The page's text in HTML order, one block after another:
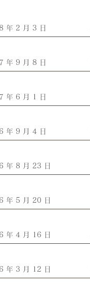
年 2 月 3 日
年 9 月 8 日
年 6 月 1 日
年 9 月 4 日
年 8 月 23 日
年 5 月 20 日
年 4 月 16 日
年 3 月 12 日